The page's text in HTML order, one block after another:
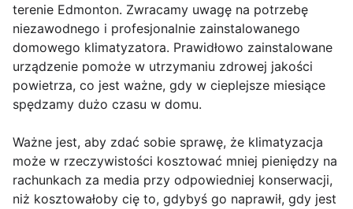
terenie Edmonton. Zwracamy uwagę na potrzebę
niezawodnego i profesjonalnie zainstalowanego
domowego klimatyzatora. Prawidłowo zainstalowane
urządzenie pomoże w utrzymaniu zdrowej jakości
powietrza, co jest ważne, gdy w cieplejsze miesiące
spędzamy dużo czasu w domu.
Ważne jest, aby zdać sobie sprawę, że klimatyzacja
może w rzeczywistości kosztować mniej pieniędzy na
rachunkach za media przy odpowiedniej konserwacji,
niż kosztowałoby cię to, gdybyś go naprawił, gdy jest